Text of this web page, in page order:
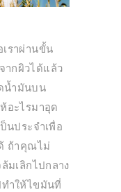
เราผ่านขั้น
ากผิวได้แล้ว
น้ำมันบน
อะไรมาอุด
นประจำเพื่อ
ถ้าคุณไม่
มเลิกไปกลาง
ทำให้ไขมันที่